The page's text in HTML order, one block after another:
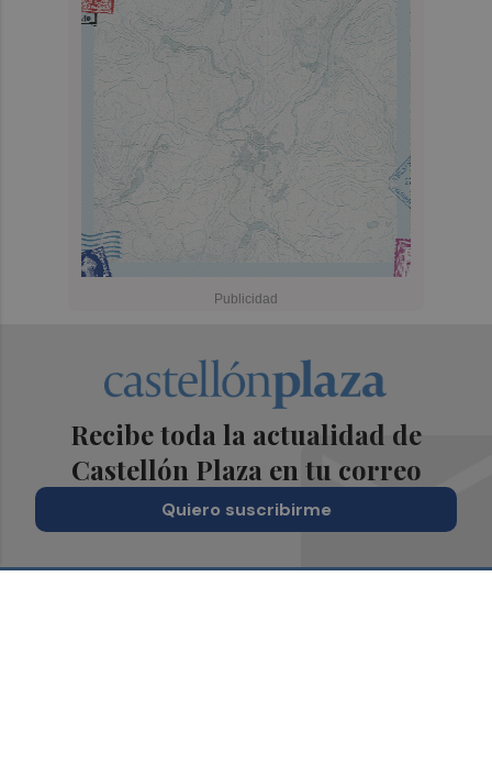
Recibe toda la actualidad de
Castellón Plaza en tu correo
Quiero suscribirme